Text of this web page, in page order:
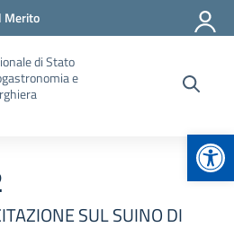
Merito
di Stato
e
SUL SUINO DI